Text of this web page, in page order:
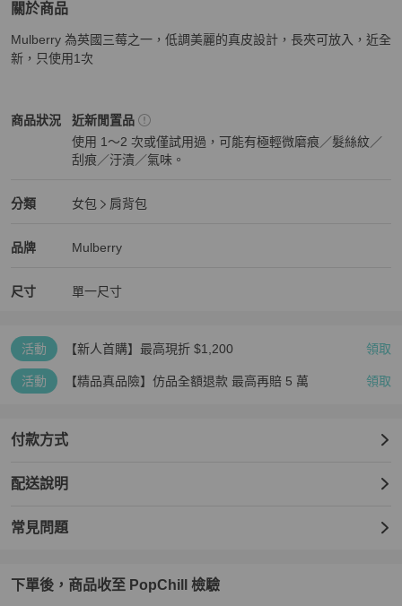
關於商品
關於Mulberry 英國最夯品牌小羊皮包商品詳情與購買須知
Mulberry 為英國三莓之一，低調美麗的真皮設計，長夾可放入，近全
新，只使用1次
商品狀況
Mulberry 女包商品狀態與細節
近新閒置品
使用 1～2 次或僅試用過，可能有極輕微磨痕／髮絲紋／
刮痕／汙漬／氣味。
分類
Mulberry 女包分類資訊
女包
肩背包
品牌
Mulberry 精品女包品牌介紹
Mulberry
Mulberry 推薦清單
尺寸 單一尺寸
活動 【新人首購】最高現折 $1,200 領取
活動 【精品真品險】仿品全額退款 最高再賠 5 萬 領取
付款方式
配送說明
常見問題
下單後，商品收至 PopChill 檢驗